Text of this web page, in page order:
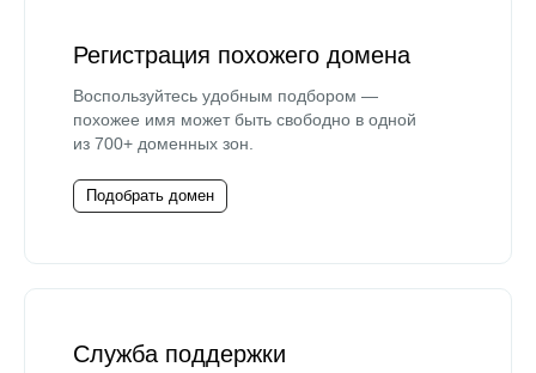
Регистрация похожего домена
Воспользуйтесь удобным подбором —
похожее имя может быть свободно в одной
из 700+ доменных зон.
Подобрать домен
Служба поддержки